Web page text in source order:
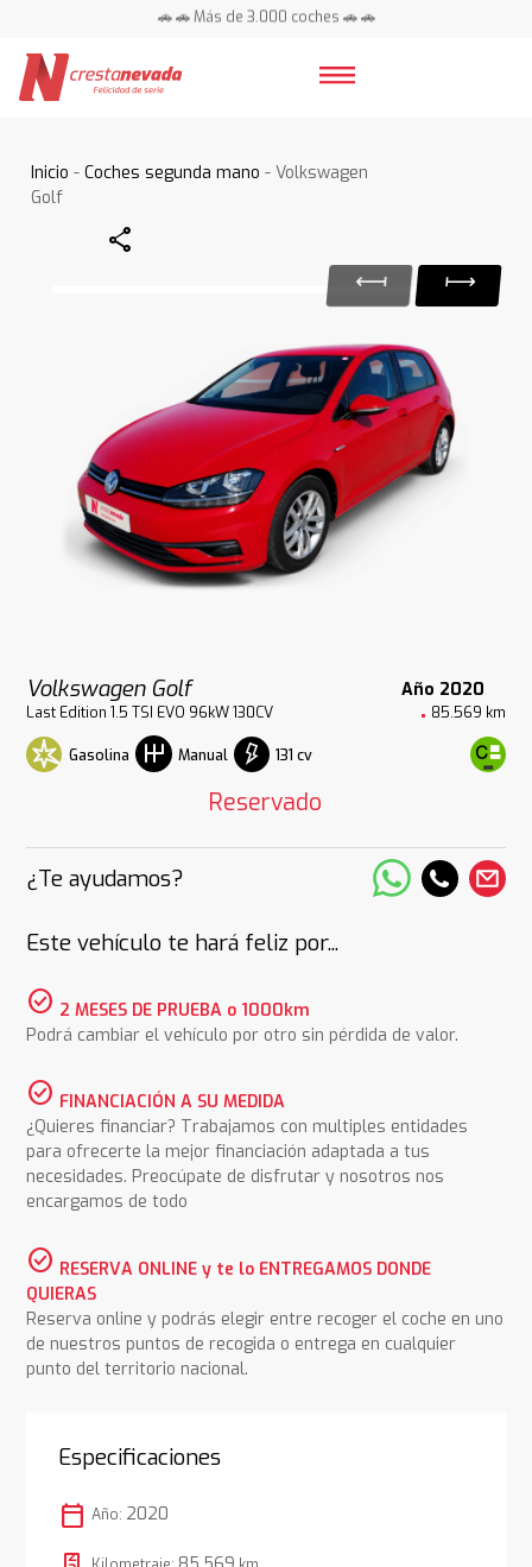
🚗 🚗 Más de 3.000 coches 🚗 🚗
Inicio -Coches segunda mano - Volkswagen
Golf
Share
Volkswagen Golf Año 2020
Last Edition 1.5 TSI EVO 96kW 130CV 85.569 km
Gasolina Manual 131 cv
Reservado
¿Te ayudamos?
Este vehículo te hará feliz por...
check_circle 2 MESES DE PRUEBA o 1000km
Podrá cambiar el vehículo por otro sin pérdida de valor.
check_circle FINANCIACIÓN A SU MEDIDA
¿Quieres financiar? Trabajamos con multiples entidades
para ofrecerte la mejor financiación adaptada a tus
necesidades. Preocúpate de disfrutar y nosotros nos
encargamos de todo
check_circle RESERVA ONLINE y te lo ENTREGAMOS DONDE
QUIERAS
Reserva online y podrás elegir entre recoger el coche en uno
de nuestros puntos de recogida o entrega en cualquier
punto del territorio nacional.
Especificaciones
calendar_today Año: 2020